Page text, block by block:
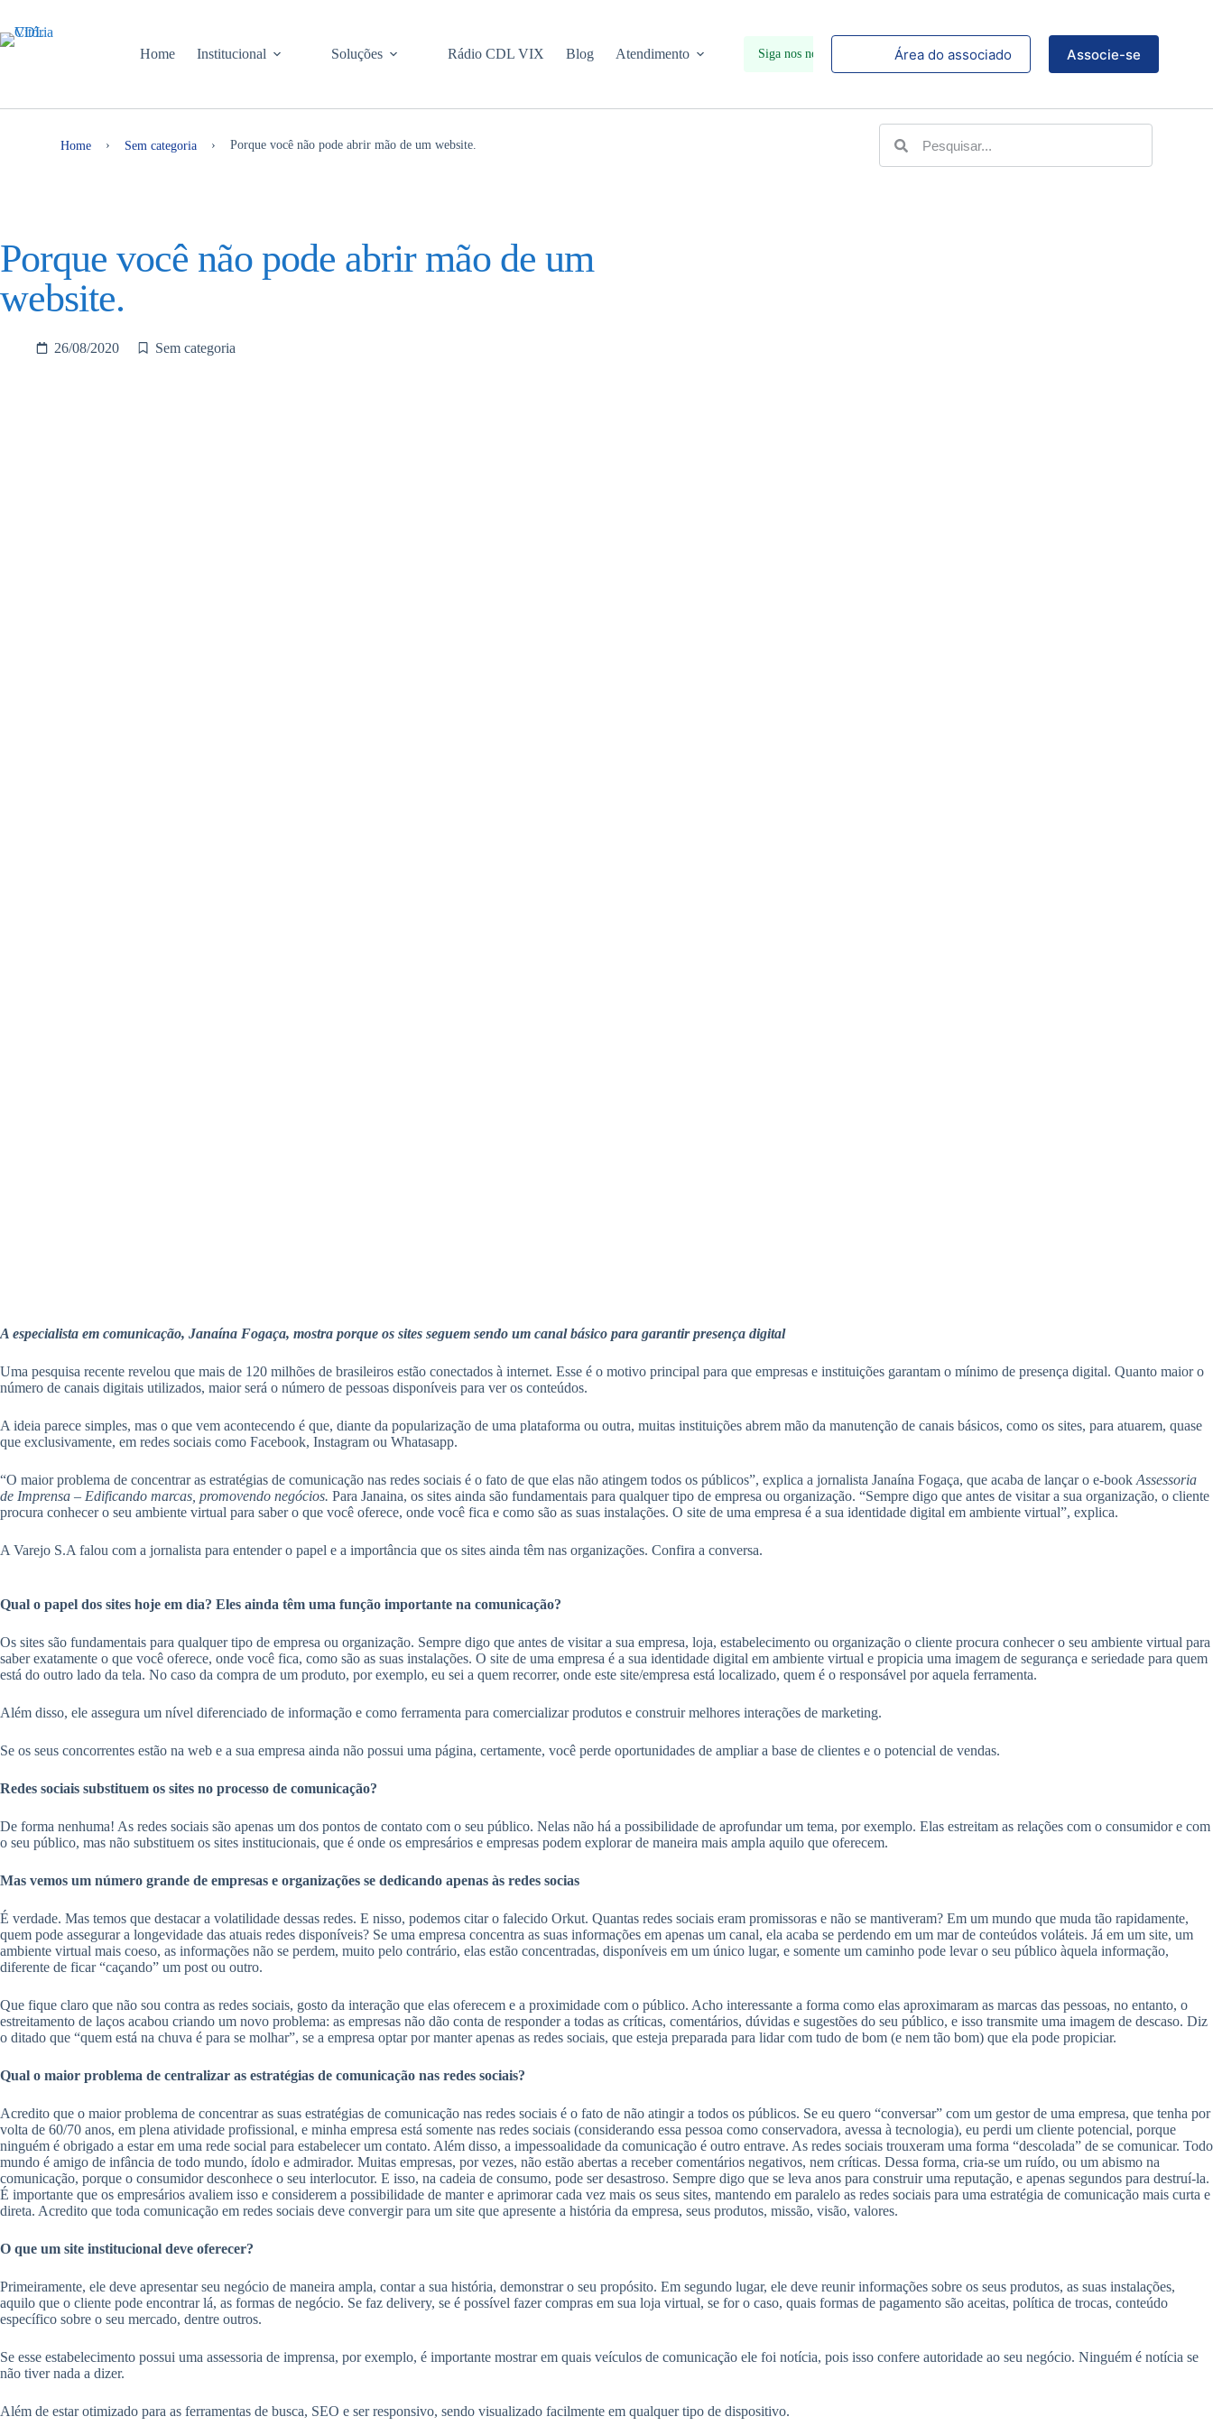
Home Institucional Soluções Rádio CDL VIX Blog Atendimento Siga nos no Instagram Área do associado Associe-se
Home › Sem categoria › Porque você não pode abrir mão de um website.
Porque você não pode abrir mão de um
website.
26/08/2020 Sem categoria
A especialista em comunicação, Janaína Fogaça, mostra porque os sites seguem sendo um canal básico para garantir presença digital
Uma pesquisa recente revelou que mais de 120 milhões de brasileiros estão conectados à internet. Esse é o motivo principal para que empresas e instituições garantam o mínimo de presença digital. Quanto maior o
número de canais digitais utilizados, maior será o número de pessoas disponíveis para ver os conteúdos.
A ideia parece simples, mas o que vem acontecendo é que, diante da popularização de uma plataforma ou outra, muitas instituições abrem mão da manutenção de canais básicos, como os sites, para atuarem, quase
que exclusivamente, em redes sociais como Facebook, Instagram ou Whatasapp.
“O maior problema de concentrar as estratégias de comunicação nas redes sociais é o fato de que elas não atingem todos os públicos”, explica a jornalista Janaína Fogaça, que acaba de lançar o e-book Assessoria
de Imprensa – Edificando marcas, promovendo negócios. Para Janaina, os sites ainda são fundamentais para qualquer tipo de empresa ou organização. “Sempre digo que antes de visitar a sua organização, o cliente
procura conhecer o seu ambiente virtual para saber o que você oferece, onde você fica e como são as suas instalações. O site de uma empresa é a sua identidade digital em ambiente virtual”, explica.
A Varejo S.A falou com a jornalista para entender o papel e a importância que os sites ainda têm nas organizações. Confira a conversa.
Qual o papel dos sites hoje em dia? Eles ainda têm uma função importante na comunicação?
Os sites são fundamentais para qualquer tipo de empresa ou organização. Sempre digo que antes de visitar a sua empresa, loja, estabelecimento ou organização o cliente procura conhecer o seu ambiente virtual para
saber exatamente o que você oferece, onde você fica, como são as suas instalações. O site de uma empresa é a sua identidade digital em ambiente virtual e propicia uma imagem de segurança e seriedade para quem
está do outro lado da tela. No caso da compra de um produto, por exemplo, eu sei a quem recorrer, onde este site/empresa está localizado, quem é o responsável por aquela ferramenta.
Além disso, ele assegura um nível diferenciado de informação e como ferramenta para comercializar produtos e construir melhores interações de marketing.
Se os seus concorrentes estão na web e a sua empresa ainda não possui uma página, certamente, você perde oportunidades de ampliar a base de clientes e o potencial de vendas.
Redes sociais substituem os sites no processo de comunicação?
De forma nenhuma! As redes sociais são apenas um dos pontos de contato com o seu público. Nelas não há a possibilidade de aprofundar um tema, por exemplo. Elas estreitam as relações com o consumidor e com
o seu público, mas não substituem os sites institucionais, que é onde os empresários e empresas podem explorar de maneira mais ampla aquilo que oferecem.
Mas vemos um número grande de empresas e organizações se dedicando apenas às redes socias
É verdade. Mas temos que destacar a volatilidade dessas redes. E nisso, podemos citar o falecido Orkut. Quantas redes sociais eram promissoras e não se mantiveram? Em um mundo que muda tão rapidamente,
quem pode assegurar a longevidade das atuais redes disponíveis? Se uma empresa concentra as suas informações em apenas um canal, ela acaba se perdendo em um mar de conteúdos voláteis. Já em um site, um
ambiente virtual mais coeso, as informações não se perdem, muito pelo contrário, elas estão concentradas, disponíveis em um único lugar, e somente um caminho pode levar o seu público àquela informação,
diferente de ficar “caçando” um post ou outro.
Que fique claro que não sou contra as redes sociais, gosto da interação que elas oferecem e a proximidade com o público. Acho interessante a forma como elas aproximaram as marcas das pessoas, no entanto, o
estreitamento de laços acabou criando um novo problema: as empresas não dão conta de responder a todas as críticas, comentários, dúvidas e sugestões do seu público, e isso transmite uma imagem de descaso. Diz
o ditado que “quem está na chuva é para se molhar”, se a empresa optar por manter apenas as redes sociais, que esteja preparada para lidar com tudo de bom (e nem tão bom) que ela pode propiciar.
Qual o maior problema de centralizar as estratégias de comunicação nas redes sociais?
Acredito que o maior problema de concentrar as suas estratégias de comunicação nas redes sociais é o fato de não atingir a todos os públicos. Se eu quero “conversar” com um gestor de uma empresa, que tenha por
volta de 60/70 anos, em plena atividade profissional, e minha empresa está somente nas redes sociais (considerando essa pessoa como conservadora, avessa à tecnologia), eu perdi um cliente potencial, porque
ninguém é obrigado a estar em uma rede social para estabelecer um contato. Além disso, a impessoalidade da comunicação é outro entrave. As redes sociais trouxeram uma forma “descolada” de se comunicar. Todo
mundo é amigo de infância de todo mundo, ídolo e admirador. Muitas empresas, por vezes, não estão abertas a receber comentários negativos, nem críticas. Dessa forma, cria-se um ruído, ou um abismo na
comunicação, porque o consumidor desconhece o seu interlocutor. E isso, na cadeia de consumo, pode ser desastroso. Sempre digo que se leva anos para construir uma reputação, e apenas segundos para destruí-la.
É importante que os empresários avaliem isso e considerem a possibilidade de manter e aprimorar cada vez mais os seus sites, mantendo em paralelo as redes sociais para uma estratégia de comunicação mais curta e
direta. Acredito que toda comunicação em redes sociais deve convergir para um site que apresente a história da empresa, seus produtos, missão, visão, valores.
O que um site institucional deve oferecer?
Primeiramente, ele deve apresentar seu negócio de maneira ampla, contar a sua história, demonstrar o seu propósito. Em segundo lugar, ele deve reunir informações sobre os seus produtos, as suas instalações,
aquilo que o cliente pode encontrar lá, as formas de negócio. Se faz delivery, se é possível fazer compras em sua loja virtual, se for o caso, quais formas de pagamento são aceitas, política de trocas, conteúdo
específico sobre o seu mercado, dentre outros.
Se esse estabelecimento possui uma assessoria de imprensa, por exemplo, é importante mostrar em quais veículos de comunicação ele foi notícia, pois isso confere autoridade ao seu negócio. Ninguém é notícia se
não tiver nada a dizer.
Além de estar otimizado para as ferramentas de busca, SEO e ser responsivo, sendo visualizado facilmente em qualquer tipo de dispositivo.